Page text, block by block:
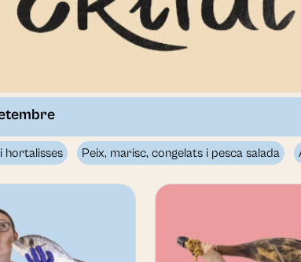
hortalisses Peix, marisc, congelats i pesca salada